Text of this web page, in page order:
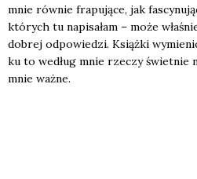
mnie rów­nie fra­pu­ją­ce, jak
któ­rych tu napi­sa­łam – może
dobrej odpo­wie­dzi. Książ­ki
ku to według mnie rze­czy świet­nie
mnie waż­ne.